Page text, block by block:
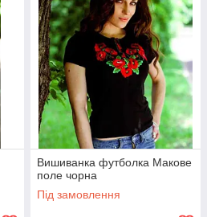
Вишиванка футболка Макове
поле чорна
Під замовлення